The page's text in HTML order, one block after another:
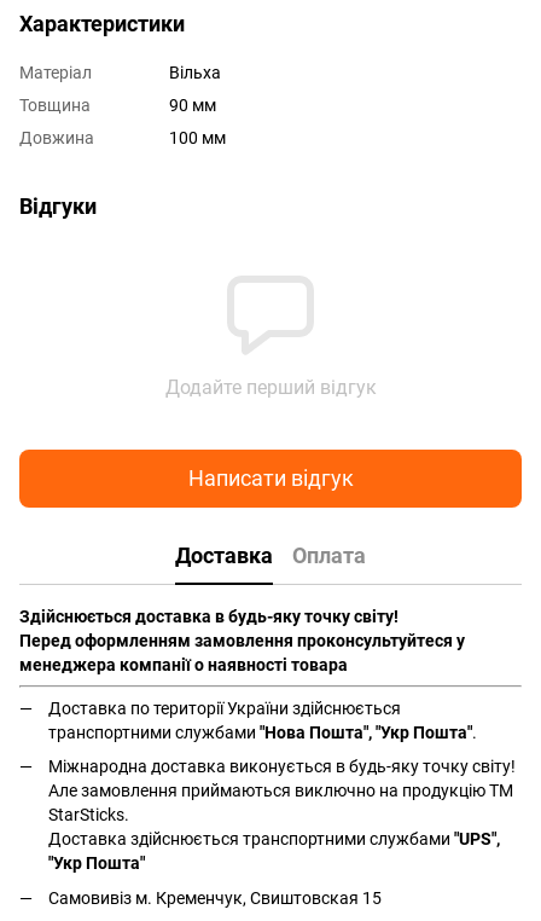
Характеристики
Матеріал
Вільха
Товщина
90 мм
Довжина
100 мм
Відгуки
Додайте перший відгук
Написати відгук
Доставка Оплата
Здійснюється доставка в будь-яку точку світу!
Перед оформленням замовлення проконсультуйтеся у
менеджера компанії о наявності товара
Доставка по території України здійснюється
транспортними службами "Нова Пошта", "Укр Пошта".
Міжнародна доставка виконується в будь-яку точку світу!
Але замовлення приймаються виключно на продукцію ТМ
StarSticks.
Доставка здійснюється транспортними службами "UPS",
"Укр Пошта"
Самовивіз м. Кременчук, Свиштовская 15